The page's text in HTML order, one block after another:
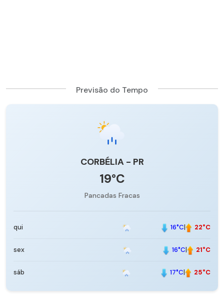
Previsão do Tempo
CORBÉLIA - PR
19°C
Pancadas Fracas
qui 16°C| 22°C
sex 16°C| 21°C
sáb 17°C| 25°C